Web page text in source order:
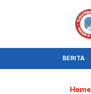
BERITA
Home